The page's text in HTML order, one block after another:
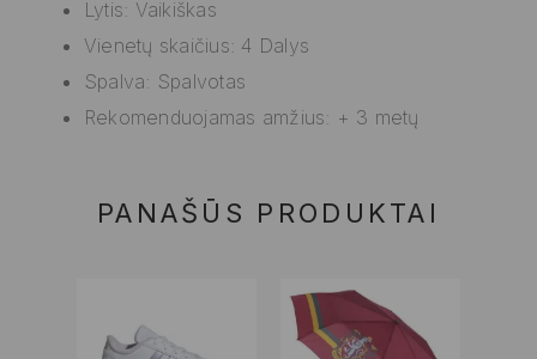
Lytis: Vaikiškas
Vienetų skaičius: 4 Dalys
Spalva: Spalvotas
Rekomenduojamas amžius: + 3 metų
PANAŠŪS PRODUKTAI